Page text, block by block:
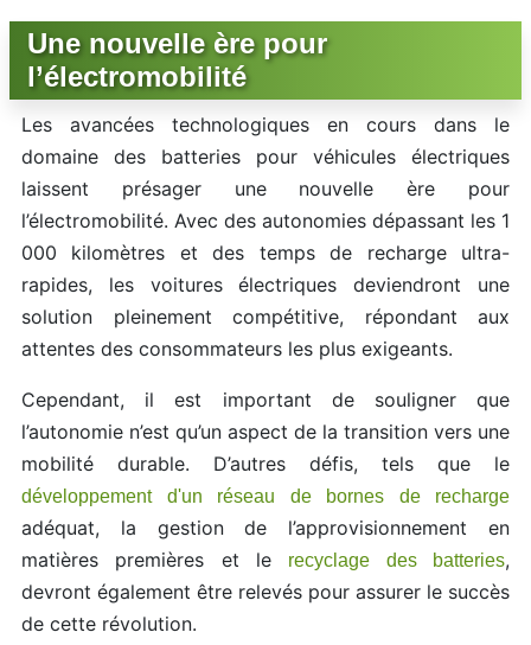
Une nouvelle ère pour
l’électromobilité
Les avancées technologiques en cours dans le
domaine des batteries pour véhicules électriques
laissent présager une nouvelle ère pour
l’électromobilité. Avec des autonomies dépassant les 1
000 kilomètres et des temps de recharge ultra-
rapides, les voitures électriques deviendront une
solution pleinement compétitive, répondant aux
attentes des consommateurs les plus exigeants.
Cependant, il est important de souligner que
l’autonomie n’est qu’un aspect de la transition vers une
mobilité durable. D’autres défis, tels que le
développement d'un réseau de bornes de recharge
adéquat, la gestion de l’approvisionnement en
matières premières et le
recyclage des batteries,
devront également être relevés pour assurer le succès
de cette révolution.